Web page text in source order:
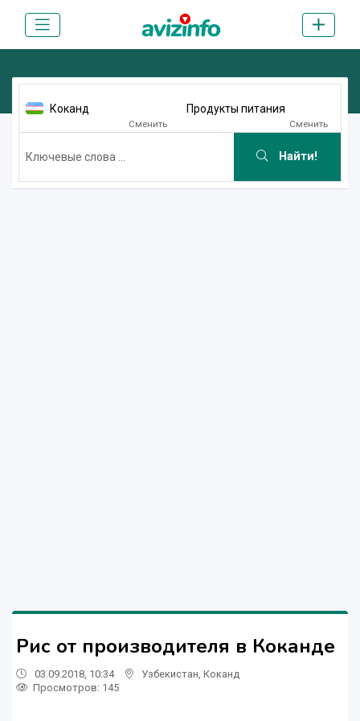
Коканд
Сменить
Продукты питания
Сменить
Найти!
Рис от производителя в Коканде
03.09.2018, 10:34 Узбекистан Коканд
Просмотров: 145